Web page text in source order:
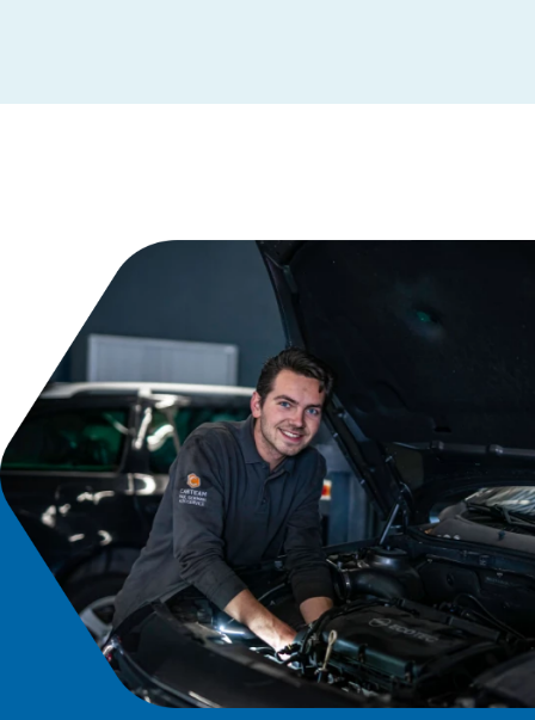
Nieuwleusen
Nieuwstadt
Noardburgum
Odijk
Odoorn
Oldenzaal
Ophemert